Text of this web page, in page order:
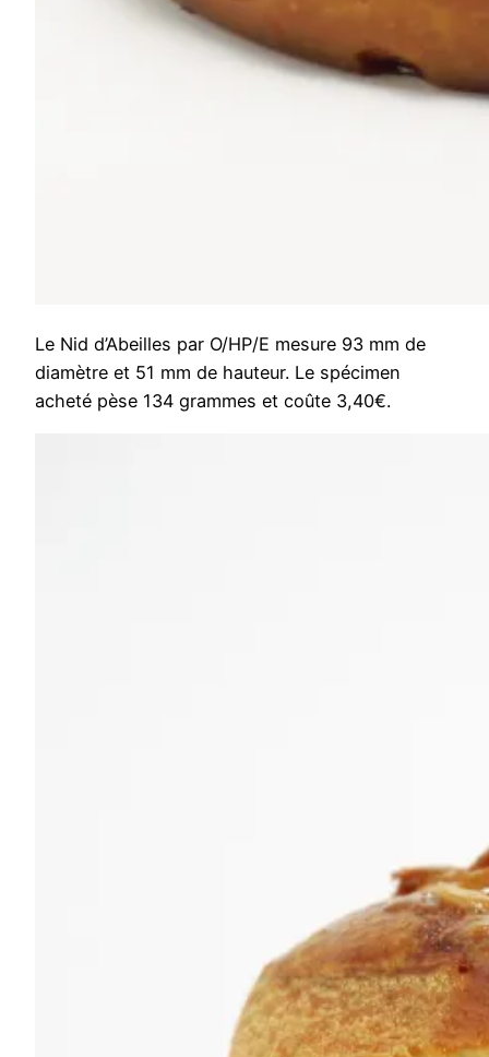
Le Nid d’Abeilles par O/HP/E mesure 93 mm de
diamètre et 51 mm de hauteur. Le spécimen
acheté pèse 134 grammes et coûte 3,40€.